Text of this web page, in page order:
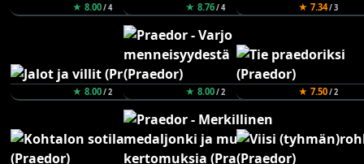
★ 8.00/ 4 ★ 8.76/ 4 ★ 7.34/ 3
★ 8.00/ 2 ★ 8.00/ 2 ★ 7.50/ 2